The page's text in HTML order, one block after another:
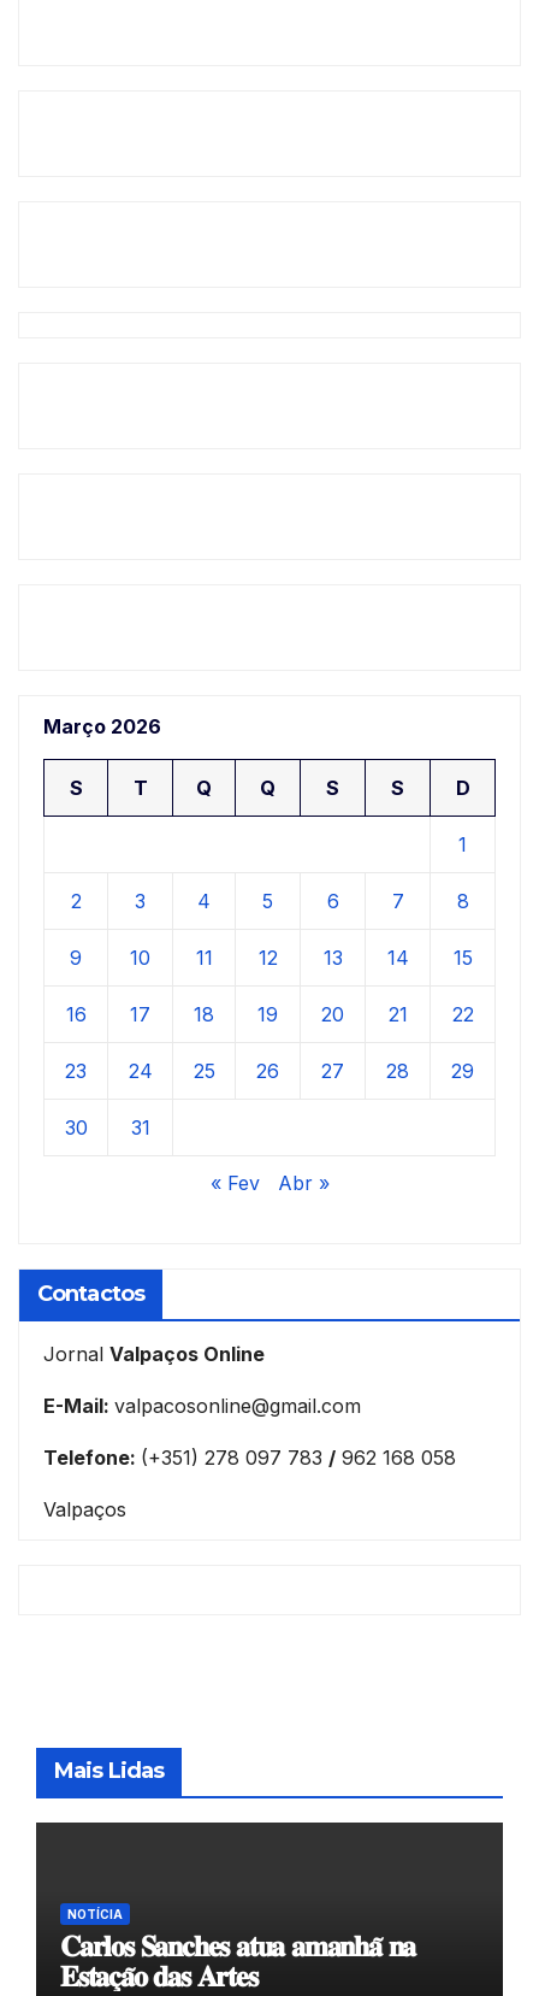
Março 2026
S T Q Q S S D
1
2 3 4 5 6 7 8
9 10 11 12 13 14 15
16 17 18 19 20 21 22
23 24 25 26 27 28 29
30 31
« Fev Abr »
Contactos
Jornal Valpaços Online
E-Mail: valpacosonline@gmail.com
Telefone: (+351) 278 097 783 / 962 168 058
Valpaços
Mais Lidas
NOTÍCIA
𝐂𝐚𝐫𝐥𝐨𝐬 𝐒𝐚𝐧𝐜𝐡𝐞𝐬 𝐚𝐭𝐮𝐚 𝐚𝐦𝐚𝐧𝐡𝐚̃ 𝐧𝐚
𝐄𝐬𝐭𝐚𝐜̧𝐚̃𝐨 𝐝𝐚𝐬 𝐀𝐫𝐭𝐞𝐬